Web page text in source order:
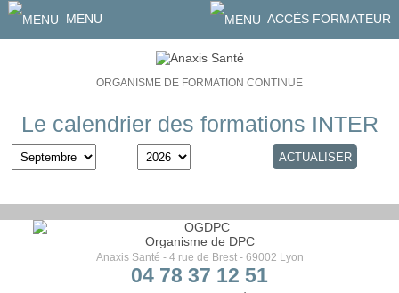
MENU ACCÈS FORMATEUR
ORGANISME DE FORMATION CONTINUE
Le calendrier des formations INTER
Organisme de DPC
Anaxis Santé - 4 rue de Brest - 69002 Lyon
04 78 37 12 51